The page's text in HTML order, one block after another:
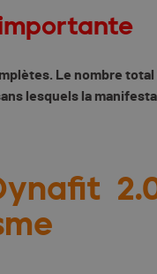
Le nombre
lesquels la